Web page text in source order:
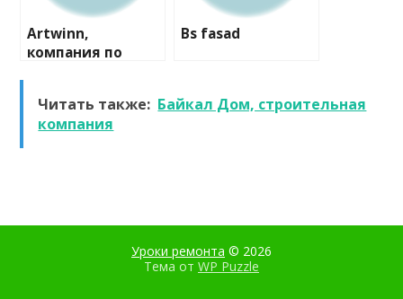
Artwinn,
компания по
деревянных
домов
Bs fasad
Читать также: Байкал Дом, строительная
компания
Уроки ремонта © 2026
Тема от WP Puzzle